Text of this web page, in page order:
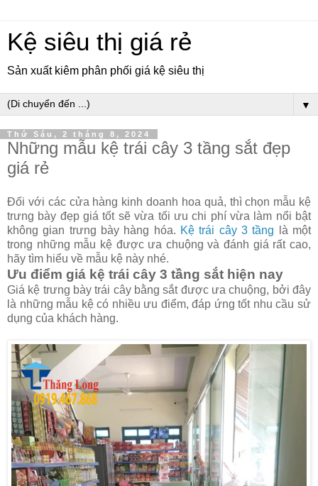
Kệ siêu thị giá rẻ
Sản xuất kiêm phân phối giá kệ siêu thị
▼
Thứ Sáu, 2 tháng 8, 2024
Những mẫu kệ trái cây 3 tầng sắt đẹp
giá rẻ
Đối với các cửa hàng kinh doanh hoa quả, thì chọn mẫu kệ
trưng bày đẹp giá tốt sẽ vừa tối ưu chi phí vừa làm nổi bật
không gian trưng bày hàng hóa. Kệ trái cây 3 tầng
là một
trong những mẫu kệ được ưa chuộng và đánh giá rất cao,
hãy tìm hiểu về mẫu kệ này nhé.
Ưu điểm giá kệ trái cây 3 tầng sắt hiện nay
Giá kệ trưng bày trái cây bằng sắt được ưa chuộng, bởi đây
là những mẫu kệ có nhiều ưu điểm, đáp ứng tốt nhu cầu sử
dụng của khách hàng.